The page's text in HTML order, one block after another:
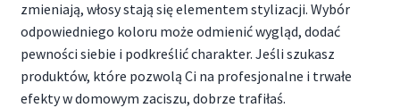
zmieniają, włosy stają się elementem stylizacji. Wybór
odpowiedniego koloru może odmienić wygląd, dodać
pewności siebie i podkreślić charakter. Jeśli szukasz
produktów, które pozwolą Ci na profesjonalne i trwałe
efekty w domowym zaciszu, dobrze trafiłaś.